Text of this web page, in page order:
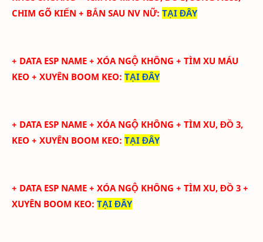
CHIM GÕ KIẾN + BẮN SAU NV NỮ: TẠI ĐÂY
+ DATA ESP NAME + XÓA NGỘ KHÔNG + TÌM XU MÁU
KEO + XUYÊN BOOM KEO: TẠI ĐÂY
+ DATA ESP NAME + XÓA NGỘ KHÔNG + TÌM XU, ĐỒ 3,
KEO + XUYÊN BOOM KEO: TẠI ĐÂY
+ DATA ESP NAME + XÓA NGỘ KHÔNG + TÌM XU, ĐỒ 3 +
XUYÊN BOOM KEO: TẠI ĐÂY